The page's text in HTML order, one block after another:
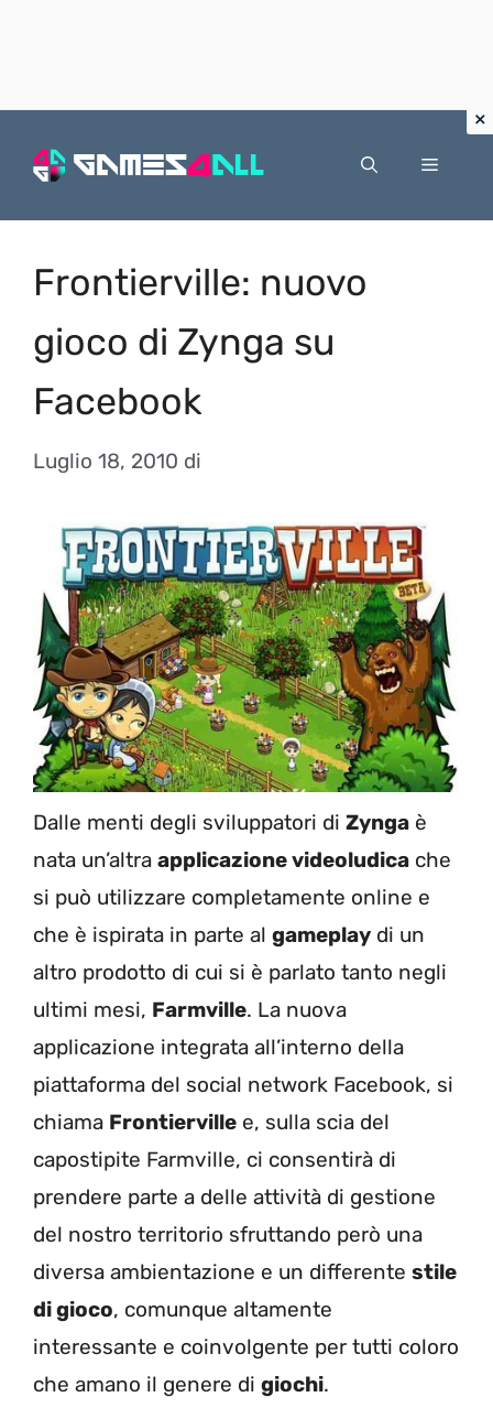
Menu
Frontierville: nuovo
gioco di Zynga su
Facebook
Luglio 18, 2010 di
Dalle menti degli sviluppatori di Zynga è
nata un’altra applicazione videoludica che
si può utilizzare completamente online e
che è ispirata in parte al gameplay di un
altro prodotto di cui si è parlato tanto negli
ultimi mesi, Farmville. La nuova
applicazione integrata all’interno della
piattaforma del social network Facebook, si
chiama Frontierville e, sulla scia del
capostipite Farmville, ci consentirà di
prendere parte a delle attività di gestione
del nostro territorio sfruttando però una
diversa ambientazione e un differente stile
di gioco, comunque altamente
interessante e coinvolgente per tutti coloro
che amano il genere di giochi.